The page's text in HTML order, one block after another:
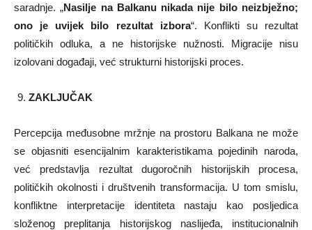
saradnje. „Nasilje na Balkanu nikada nije bilo neizbježno;
ono je uvijek bilo rezultat izbora“. Konflikti su rezultat
političkih odluka, a ne historijske nužnosti. Migracije nisu
izolovani događaji, već strukturni historijski proces.
ZAKLJUČAK
Percepcija međusobne mržnje na prostoru Balkana ne može
se objasniti esencijalnim karakteristikama pojedinih naroda,
već predstavlja rezultat dugoročnih historijskih procesa,
političkih okolnosti i društvenih transformacija. U tom smislu,
konfliktne interpretacije identiteta nastaju kao posljedica
složenog preplitanja historijskog naslijeđa, institucionalnih